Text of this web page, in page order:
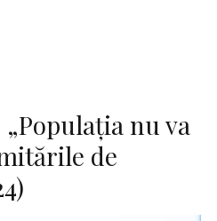
nu va
de